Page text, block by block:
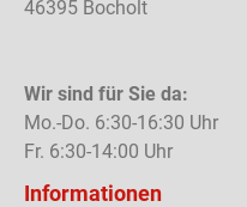
46395 Bocholt
Wir sind für Sie da:
Mo.-Do. 6:30-16:30 Uhr
Fr. 6:30-14:00 Uhr
Informationen